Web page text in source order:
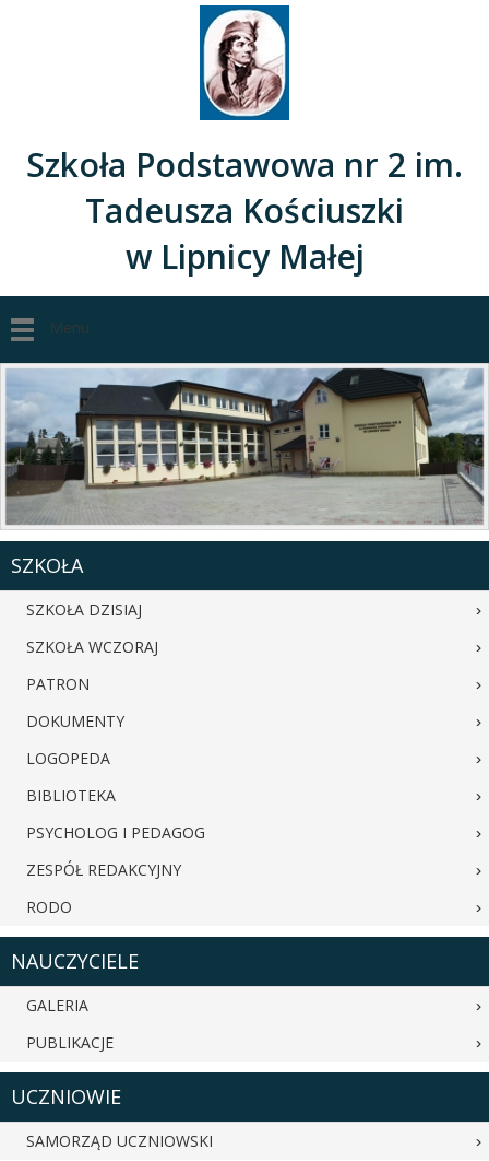
Szkoła Podstawowa nr 2 im.
Tadeusza Kościuszki
w Lipnicy Małej
Menu
SZKOŁA
SZKOŁA DZISIAJ
SZKOŁA WCZORAJ
PATRON
DOKUMENTY
LOGOPEDA
BIBLIOTEKA
PSYCHOLOG I PEDAGOG
ZESPÓŁ REDAKCYJNY
RODO
NAUCZYCIELE
GALERIA
PUBLIKACJE
UCZNIOWIE
SAMORZĄD UCZNIOWSKI